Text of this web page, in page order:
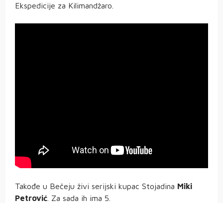
Ekspedicije za Kilimandžaro.
Takođe u Bečeju živi serijski kupac Stojadina Miki
Petrović . Za sada ih ima 5.